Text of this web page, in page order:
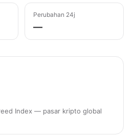
Perubahan 24j
—
Index — pasar kripto global